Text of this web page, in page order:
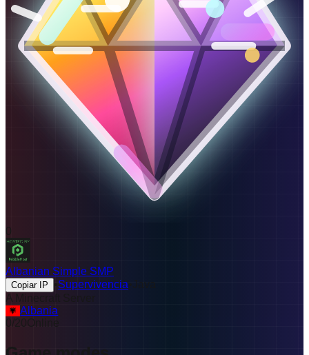
0
Albanian Simple SMP
Copiar IP • Supervivencia•Java
A Minecraft Server
Albania
0/ 20 Online